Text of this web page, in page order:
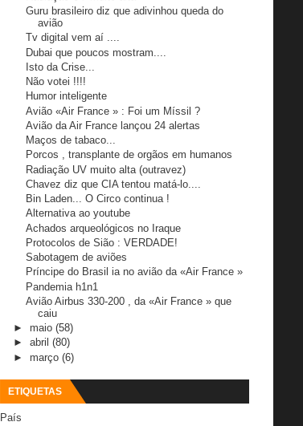
Guru brasileiro diz que adivinhou queda do
avião
Tv digital vem aí ....
Dubai que poucos mostram....
Isto da Crise...
Não votei !!!!
Humor inteligente
Avião «Air France » : Foi um Míssil ?
Avião da Air France lançou 24 alertas
Maços de tabaco...
Porcos , transplante de orgãos em humanos
Radiação UV muito alta (outravez)
Chavez diz que CIA tentou matá-lo....
Bin Laden... O Circo continua !
Alternativa ao youtube
Achados arqueológicos no Iraque
Protocolos de Sião : VERDADE!
Sabotagem de aviões
Príncipe do Brasil ia no avião da «Air France »
Pandemia h1n1
Avião Airbus 330-200 , da «Air France » que
caiu
► maio (58)
► abril (80)
► março (6)
ETIQUETAS
País